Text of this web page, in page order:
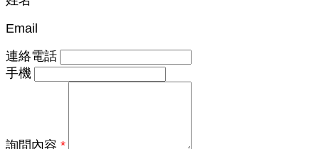
Email
連絡電話
手機
詢問內容 *